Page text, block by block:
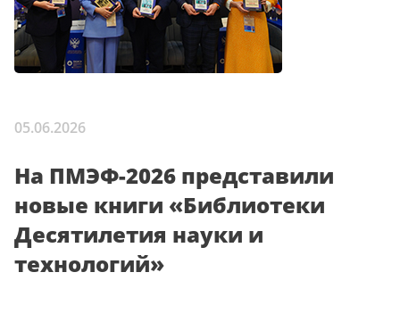
05.06.2026
На ПМЭФ-2026 представили
новые книги «Библиотеки
Десятилетия науки и
технологий»